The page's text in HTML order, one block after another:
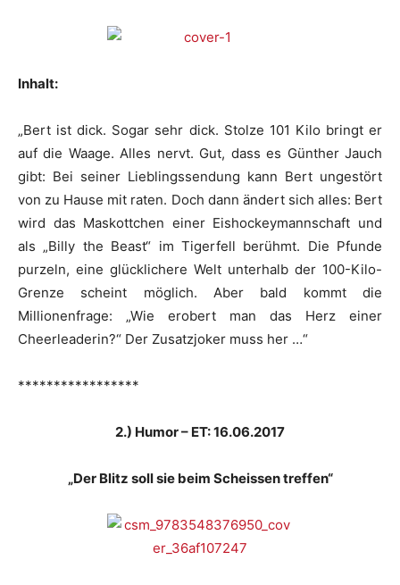
Inhalt:
„Bert ist dick. Sogar sehr dick. Stolze 101 Kilo bringt er
auf die Waage. Alles nervt. Gut, dass es Günther Jauch
gibt: Bei seiner Lieblingssendung kann Bert ungestört
von zu Hause mit raten. Doch dann ändert sich alles: Bert
wird das Maskottchen einer Eishockeymannschaft und
als „Billy the Beast“ im Tigerfell berühmt. Die Pfunde
purzeln, eine glücklichere Welt unterhalb der 100-Kilo-
Grenze scheint möglich. Aber bald kommt die
Millionenfrage: „Wie erobert man das Herz einer
Cheerleaderin?“ Der Zusatzjoker muss her …“
*****************
2.) Humor – ET: 16.06.2017
„Der Blitz soll sie beim Scheissen treffen“